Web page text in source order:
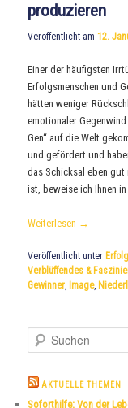
produzieren
Veröffentlicht am12.
Einer der häufigsten
Erfolgsmenschen und
hätten weniger
emotionaler
Gen“ auf die Welt
und gefördert und
das Schicksal eben gut
ist, beweise ich Ihnen in
Weiterlesen →
Veröffentlicht unter
Verblüffendes &
Gewinner, Image,
u
h
AKTUELLE THEMEN
Soforthilfe: Von der